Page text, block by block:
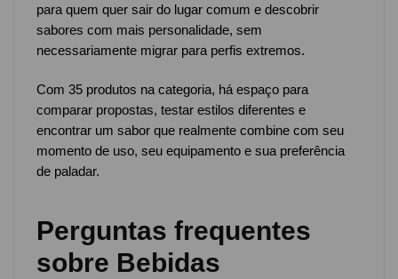
para quem quer sair do lugar comum e descobrir
sabores com mais personalidade, sem
necessariamente migrar para perfis extremos.
Com 35 produtos na categoria, há espaço para
comparar propostas, testar estilos diferentes e
encontrar um sabor que realmente combine com seu
momento de uso, seu equipamento e sua preferência
de paladar.
Perguntas frequentes
sobre Bebidas